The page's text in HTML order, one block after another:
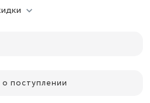
о поступлении